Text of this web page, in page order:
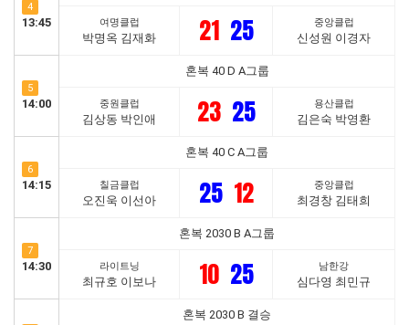
4
13:45 여명클럽
박명옥 김재화 21 25 중앙클럽
신성원 이경자
5
14:00
혼복 40 D A그룹
중원클럽
김상동 박인애 23 25 용산클럽
김은숙 박영환
6
14:15
혼복 40 C A그룹
칠금클럽
오진욱 이선아 25 12 중앙클럽
최경창 김태희
7
14:30
혼복 2030 B A그룹
라이트닝
최규호 이보나 10 25 남한강
심다영 최민규
혼복 2030 B 결승